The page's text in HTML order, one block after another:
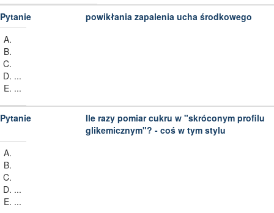
powikłania zapalenia ucha środkowego
...
...
Ile razy pomiar cukru w "skróconym profilu
glikemicznym"? - coś w tym stylu
...
...